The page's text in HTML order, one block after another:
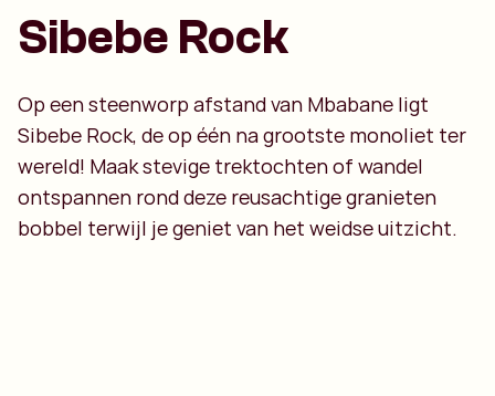
Sibebe Rock
Op een steenworp afstand van Mbabane ligt
Sibebe Rock, de op één na grootste monoliet ter
wereld! Maak stevige trektochten of wandel
ontspannen rond deze reusachtige granieten
bobbel terwijl je geniet van het weidse uitzicht.